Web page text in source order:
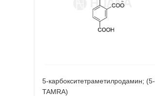
5-карбокситетраметилродамин; (5-
TAMRA)